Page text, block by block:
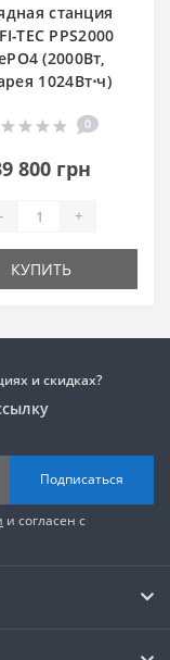
станция
TEC PPS2000
(2000Вт,
1024Вт⋅ч)
0
800 грн
- +
КУПИТЬ
и скидках?
Подписаться
и согласен с